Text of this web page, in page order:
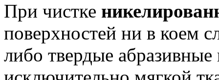
При чистке
поверхностей ни в коем
либо твердые